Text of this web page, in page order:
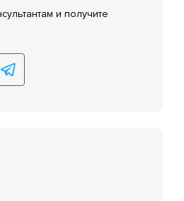
и получите